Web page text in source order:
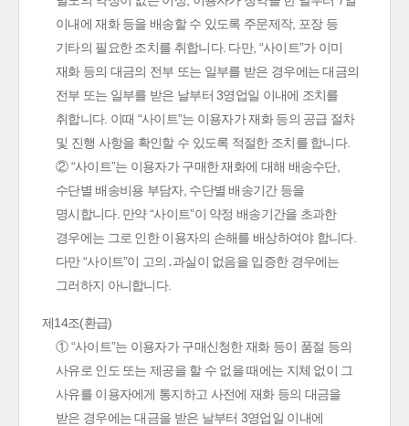
이내에 재화 등을 배송할 수 있도록 주문제작, 포장 등
기타의 필요한 조치를 취합니다. 다만, “사이트”가 이미
재화 등의 대금의 전부 또는 일부를 받은 경우에는 대금의
전부 또는 일부를 받은 날부터 3영업일 이내에 조치를
취합니다. 이때 “사이트”는 이용자가 재화 등의 공급 절차
및 진행 사항을 확인할 수 있도록 적절한 조치를 합니다.
② “사이트”는 이용자가 구매한 재화에 대해 배송수단,
수단별 배송비용 부담자, 수단별 배송기간 등을
명시합니다. 만약 “사이트”이 약정 배송기간을 초과한
경우에는 그로 인한 이용자의 손해를 배상하여야 합니다.
다만 “사이트”이 고의․과실이 없음을 입증한 경우에는
그러하지 아니합니다.
제14조(환급)
① “사이트”는 이용자가 구매신청한 재화 등이 품절 등의
사유로 인도 또는 제공을 할 수 없을 때에는 지체 없이 그
사유를 이용자에게 통지하고 사전에 재화 등의 대금을
받은 경우에는 대금을 받은 날부터 3영업일 이내에